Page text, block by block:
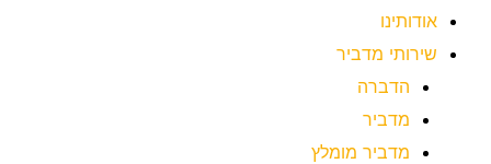
אודותינו
שירותי מדביר
הדברה
מדביר
מדביר מומלץ